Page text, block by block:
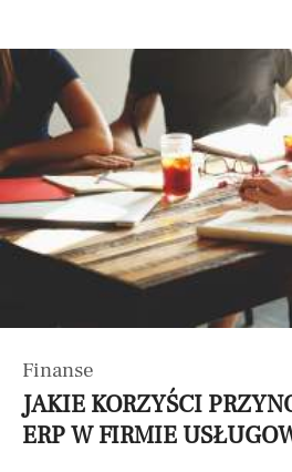
Finanse
JAKIE KORZYŚCI
ERP W FIRMIE